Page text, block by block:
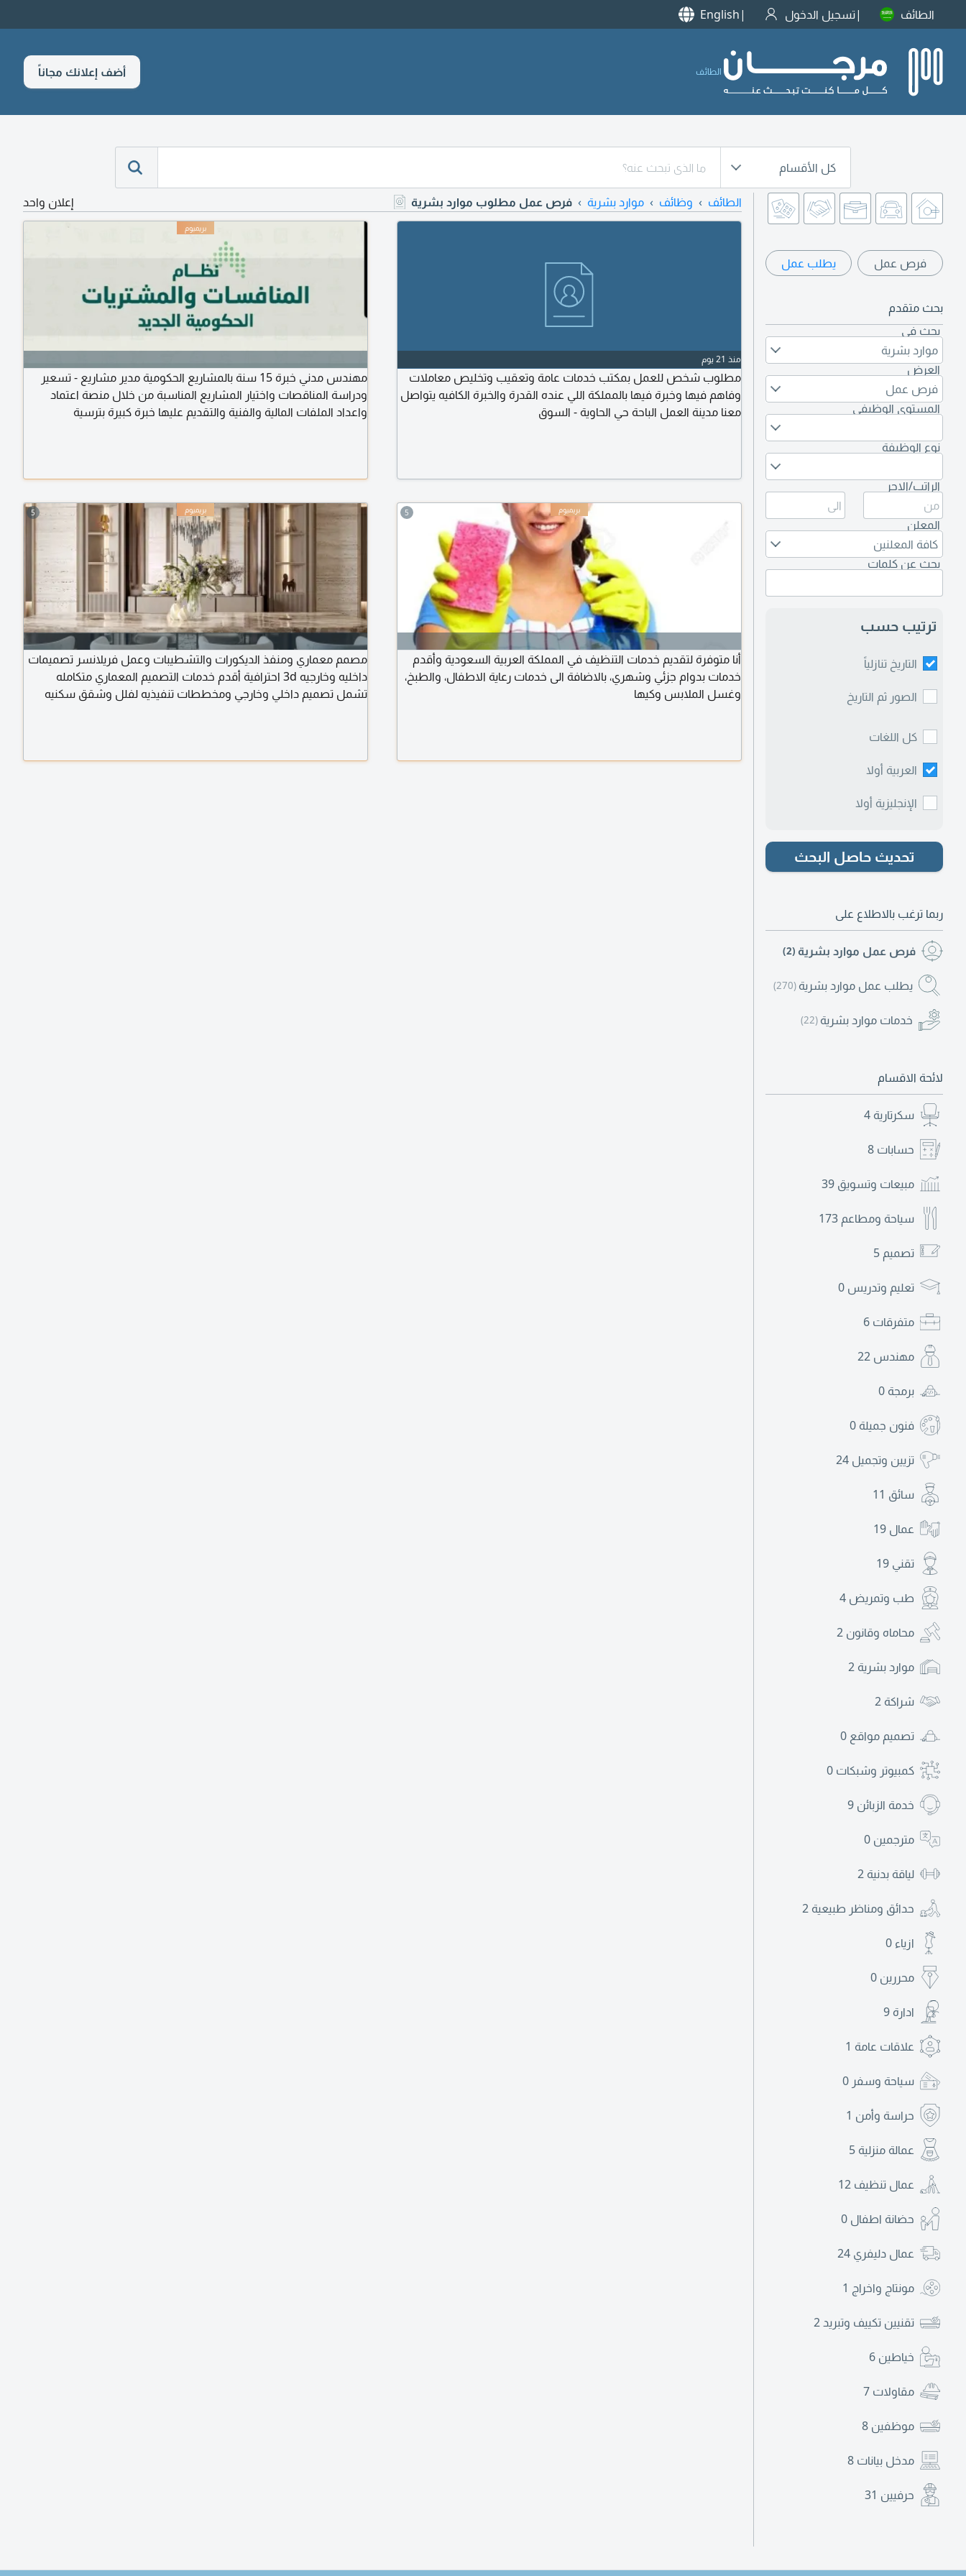
الطائف تسجيل الدخول English
الطائف أضف إعلانك مجاناً
كل الأقسام
فرص عمل يطلب عمل
بحث متقدم
بحث في
موارد بشرية
العرض
فرص عمل
المستوى الوظيفي
نوع الوظيفة
الراتب/الاجر
المعلن
كافة المعلنين
بحث عن كلمات
ترتيب حسب
التاريخ تنازلياً
الصور ثم التاريخ
كل اللغات
العربية أولا
الإنجليزية أولا
تحديث حاصل البحث
ربما ترغب بالاطلاع على
فرص عمل موارد بشرية (2)
يطلب عمل موارد بشرية (270)
خدمات موارد بشرية (22)
لائحة الاقسام
سكرتارية 4
حسابات 8
مبيعات وتسويق 39
سياحة ومطاعم 173
تصميم 5
تعليم وتدريس 0
متفرقات 6
مهندس 22
برمجة 0
فنون جميلة 0
تزيين وتجميل 24
سائق 11
عمال 19
تقني 19
طب وتمريض 4
محاماه وقانون 2
موارد بشرية 2
شراكة 2
تصميم مواقع 0
كمبيوتر وشبكات 0
خدمة الزبائن 9
مترجمين 0
لياقة بدنية 2
حدائق ومناظر طبيعية 2
ازياء 0
محررين 0
ادارة 9
علاقات عامة 1
سياحة وسفر 0
حراسة وأمن 1
عمالة منزلية 5
عمال تنظيف 12
حضانة اطفال 0
عمال دليفري 24
مونتاج واخراج 1
تقنيين تكييف وتبريد2
خياطين 6
مقاولات 7
موظفين 8
مدخل بيانات 8
حرفيين 31
الطائف وظائف موارد بشرية فرص عمل مطلوب موارد بشرية إعلان واحد
منذ 21 يوم
مطلوب شخص للعمل بمكتب خدمات عامة وتعقيب وتخليص معاملات
وفاهم فيها وخبرة فيها بالمملكة اللي عنده القدرة والخبرة الكافيه يتواصل
معنا مدينة العمل الباحة حي الحاوية - السوق
مهندس مدني خبرة 15 سنة بالمشاريع الحكومية مدير مشاريع - تسعير
ودراسة المناقصات واختيار المشاريع المناسبة من خلال منصة اعتماد
واعداد الملفات المالية والفنية والتقديم عليها خبرة كبيرة بترسية
5
أنا متوفرة لتقديم خدمات التنظيف في المملكة العربية السعودية وأقدم
خدمات بدوام جزئي وشهري، بالاضافة الى خدمات رعاية الاطفال، والطبخ،
وغسل الملابس وكيها
5
مصمم معماري ومنفذ الديكورات والتشطيبات وعمل فريلانسر تصميمات
داخليه وخارجيه 3d احترافية أقدم خدمات التصميم المعماري متكامله
تشمل تصميم داخلي وخارجي ومخططات تنفيذيه لفلل وشقق سكنيه